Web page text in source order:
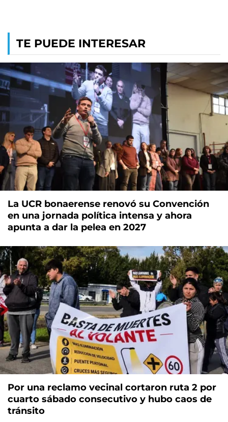
TE PUEDE INTERESAR
La UCR bonaerense renovó su Convención
en una jornada política intensa y ahora
apunta a dar la pelea en 2027
Por una reclamo vecinal cortaron ruta 2 por
cuarto sábado consecutivo y hubo caos de
tránsito